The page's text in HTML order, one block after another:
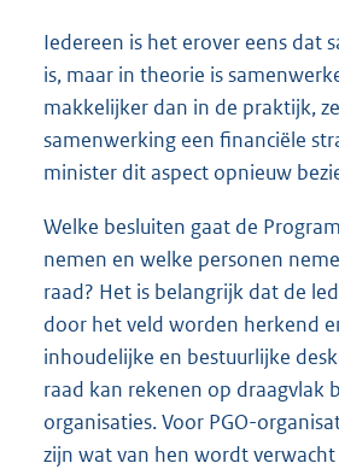
Iedereen is het erover eens dat
is, maar in theorie is
makkelijker dan in de praktijk,
samenwerking een financiële
minister dit aspect opnieuw
Welke besluiten gaat de
nemen en welke personen
raad? Het is belangrijk dat de
door het veld worden herkend
inhoudelijke en bestuurlijke
raad kan rekenen op draagvlak
organisaties. Voor PGO-
zijn wat van hen wordt